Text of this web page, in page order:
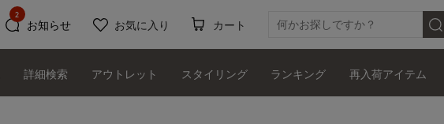
お知らせ
2
お気に入り カート
詳細検索 アウトレット スタイリング ランキング 再入荷アイテム